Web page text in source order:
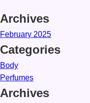
Archives
February 2025
Categories
Body
Perfumes
Archives